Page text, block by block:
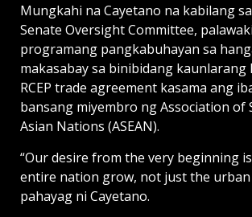
Mungkahi na Cayetano na kabilang
Senate Oversight Committee,
programang pangkabuhayan sa
makasabay sa binibidang kaunlarang
RCEP trade agreement kasama ang
bansang miyembro ng Association of
Asian Nations (ASEAN).
“Our desire from the very beginning
entire nation grow, not just the urban
pahayag ni Cayetano.